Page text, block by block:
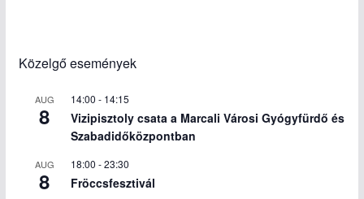
Közelgő események
AUG
8
14:00 - 14:15
Vizipisztoly csata a Marcali Városi Gyógyfürdő és
Szabadidőközpontban
AUG
8
18:00 -23:30
Fröccsfesztivál